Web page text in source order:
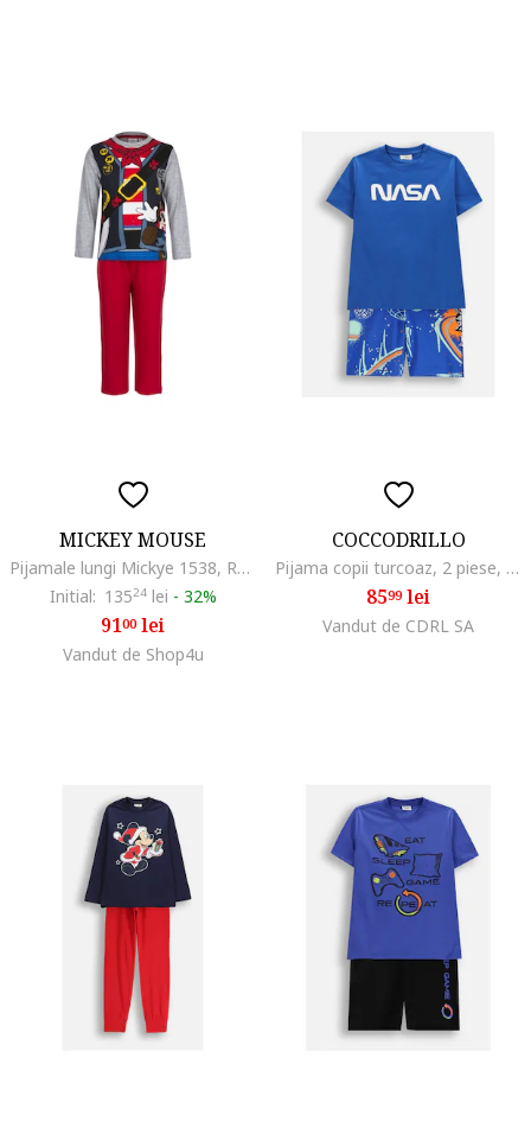
MICKEY MOUSE
Pijamale lungi Mickye 1538, Rosu
Initial: 13524lei - 32%
9100lei
Vandut de Shop4u
COCCODRILLO
Pijama copii turcoaz, 2 piese, bumbac, Albastru
8599lei
Vandut de CDRL SA